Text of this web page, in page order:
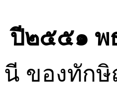
ปี๒๕๕๑ พ
นี ของทัก